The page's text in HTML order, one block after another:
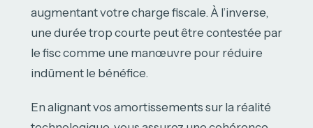
augmentant votre charge fiscale. À l’inverse,
une durée trop courte peut être contestée par
le fisc comme une manœuvre pour réduire
indûment le bénéfice.
En alignant vos amortissements sur la réalité